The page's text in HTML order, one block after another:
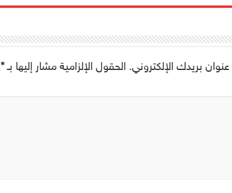
بريدك الإلكتروني. الحقول الإلزامية مشار إليها بـ*